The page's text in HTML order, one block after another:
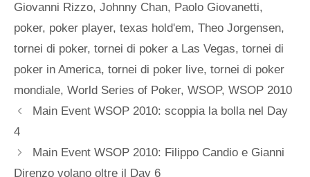
Giovanni Rizzo, Johnny Chan, Paolo Giovanetti,
poker, poker player, texas hold'em, Theo Jorgensen,
tornei di poker, tornei di poker a Las Vegas, tornei di
poker in America, tornei di poker live, tornei di poker
mondiale, World Series of Poker, WSOP, WSOP 2010
Main Event WSOP 2010: scoppia la bolla nel Day
4
Main Event WSOP 2010: Filippo Candio e Gianni
Direnzo volano oltre il Day 6